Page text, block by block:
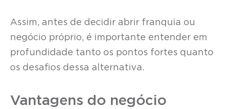
Assim, antes de decidir abrir franquia ou
negócio próprio, é importante entender em
profundidade tanto os pontos fortes quanto
os desafios dessa alternativa.
Vantagens do negócio